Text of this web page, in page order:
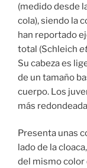
(medido desde
cola), siendo la
han reportado
total (Schleich
Su cabeza es
de un tamaño
cuerpo. Los
más
Presenta unas
lado de la
del mismo color